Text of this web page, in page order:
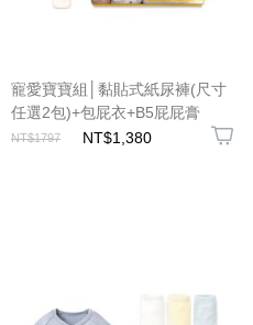
寵愛寶寶組│黏貼式紙尿褲(尺寸
任選2包)+包屁衣+B5屁屁膏
NT$1797 NT$1,380